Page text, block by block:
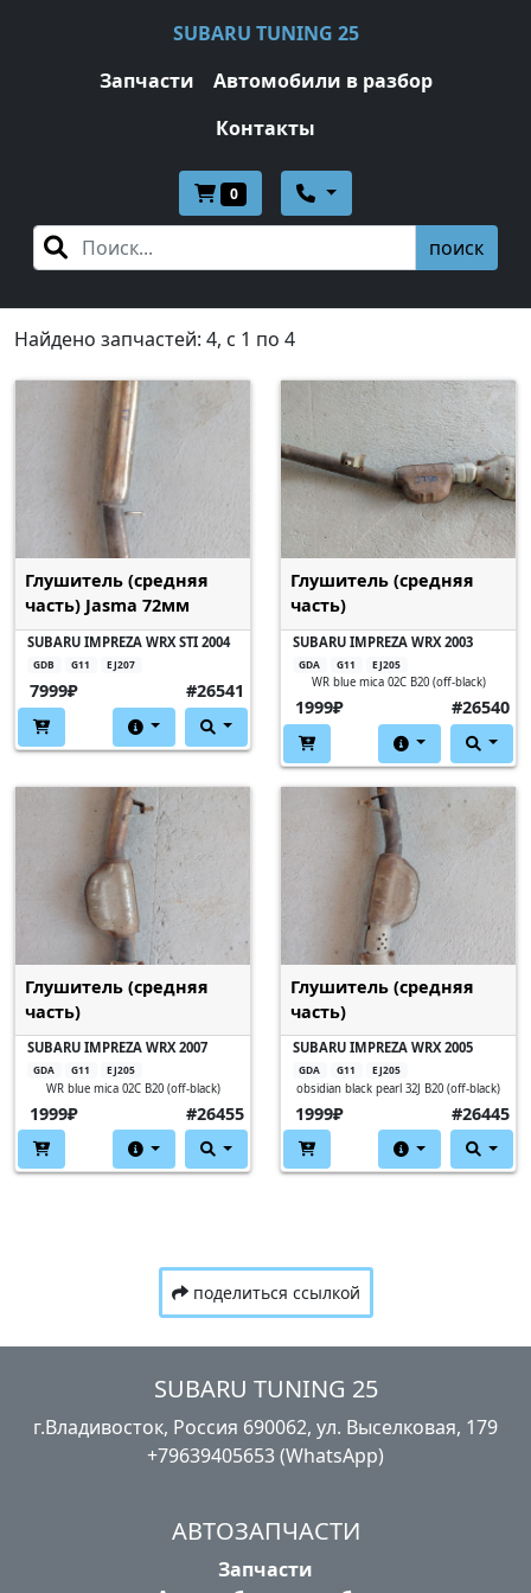
SUBARU TUNING 25
Запчасти
Автомобили в разбор
Контакты
0
поиск
Найдено запчастей: 4, c 1 по 4
Глушитель (средняя
часть) Jasma 72мм
SUBARU IMPREZA WRX STI 2004
GDB G11 EJ207
7999₽ #26541
Глушитель (средняя
часть)
SUBARU IMPREZA WRX 2003
GDA G11 EJ205
WR blue mica 02C B20 (off-black)
1999₽ #26540
Глушитель (средняя
часть)
SUBARU IMPREZA WRX 2007
GDA G11 EJ205
WR blue mica 02C B20 (off-black)
1999₽ #26455
Глушитель (средняя
часть)
SUBARU IMPREZA WRX 2005
GDA G11 EJ205
obsidian black pearl 32J B20 (off-black)
1999₽ #26445
поделиться ссылкой
SUBARU TUNING 25
г.Владивосток, Россия​ ‎690062, ул. Выселковая, 179
+79639405653 (WhatsApp)
АВТОЗАПЧАСТИ
Запчасти